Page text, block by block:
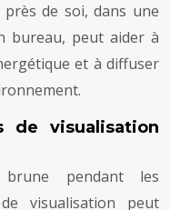
de soi, dans une
bureau, peut aider à
et à diffuser
de visualisation
pendant les
visualisation peut